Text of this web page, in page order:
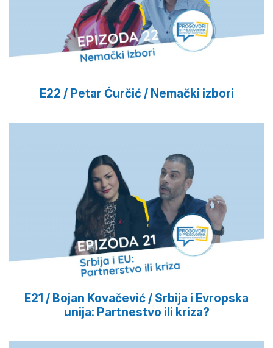
E22 / Petar Ćurčić / Nemački izbori
E21 / Bojan Kovačević / Srbija i Evropska
unija: Partnestvo ili kriza?